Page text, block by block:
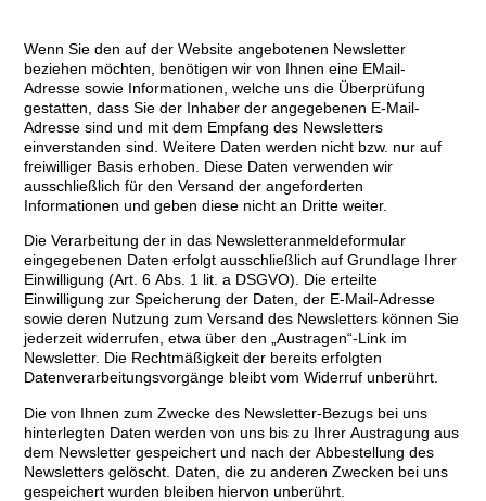
Wenn Sie den auf der Website angebotenen Newsletter
beziehen möchten, benötigen wir von Ihnen eine EMail-
Adresse sowie Informationen, welche uns die Überprüfung
gestatten, dass Sie der Inhaber der angegebenen E-Mail-
Adresse sind und mit dem Empfang des Newsletters
einverstanden sind. Weitere Daten werden nicht bzw. nur auf
freiwilliger Basis erhoben. Diese Daten verwenden wir
ausschließlich für den Versand der angeforderten
Informationen und geben diese nicht an Dritte weiter.
Die Verarbeitung der in das Newsletteranmeldeformular
eingegebenen Daten erfolgt ausschließlich auf Grundlage Ihrer
Einwilligung (Art. 6 Abs. 1 lit. a DSGVO). Die erteilte
Einwilligung zur Speicherung der Daten, der E-Mail-Adresse
sowie deren Nutzung zum Versand des Newsletters können Sie
jederzeit widerrufen, etwa über den „Austragen“-Link im
Newsletter. Die Rechtmäßigkeit der bereits erfolgten
Datenverarbeitungsvorgänge bleibt vom Widerruf unberührt.
Die von Ihnen zum Zwecke des Newsletter-Bezugs bei uns
hinterlegten Daten werden von uns bis zu Ihrer Austragung aus
dem Newsletter gespeichert und nach der Abbestellung des
Newsletters gelöscht. Daten, die zu anderen Zwecken bei uns
gespeichert wurden bleiben hiervon unberührt.